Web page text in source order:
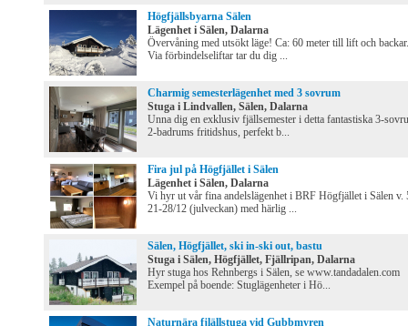
Högfjällsbyarna Sälen
Lägenhet i Sälen, Dalarna
Övervåning med utsökt läge! Ca: 60 meter till lift och backar.
Via förbindelseliftar tar du dig ...
Charmig semesterlägenhet med 3 sovrum
Stuga i Lindvallen, Sälen, Dalarna
Unna dig en exklusiv fjällsemester i detta fantastiska 3-
2-badrums fritidshus, perfekt b...
Fira jul på Högfjället i Sälen
Lägenhet i Sälen, Dalarna
Vi hyr ut vår fina andelslägenhet i BRF Högfjället i Sälen v.
21-28/12 (julveckan) med härlig ...
Sälen, Högfjället, ski in-ski out, bastu
Stuga i Sälen, Högfjället, Fjällripan, Dalarna
Hyr stuga hos Rehnbergs i Sälen, se www.tandadalen.com
Exempel på boende: Stuglägenheter i Hö...
Naturnära fjlällstuga vid Gubbmyren